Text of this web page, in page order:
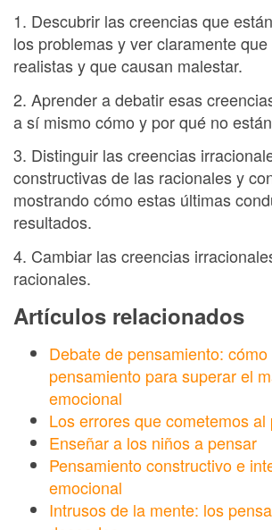
1. Descubrir las creencias que
los problemas y ver claramente
realistas y que causan malestar.
2. Aprender a debatir esas
a sí mismo cómo y por qué no
3. Distinguir las creencias
constructivas de las racionales y
mostrando cómo estas últimas
resultados.
4. Cambiar las creencias
racionales.
Artículos relacionados
Debate de pensamiento:
pensamiento para superar el
emocional
Los errores que cometemos al
Enseñar a los niños a pensar
Pensamiento constructivo e
emocional
Intrusos de la mente: los